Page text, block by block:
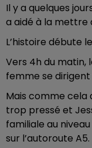
Il y a quelques
a aidé à la mettre
L’histoire débute
Vers 4h du matin,
femme se
Mais comme cela
trop pressé et
familiale au
sur l’autoroute A5.